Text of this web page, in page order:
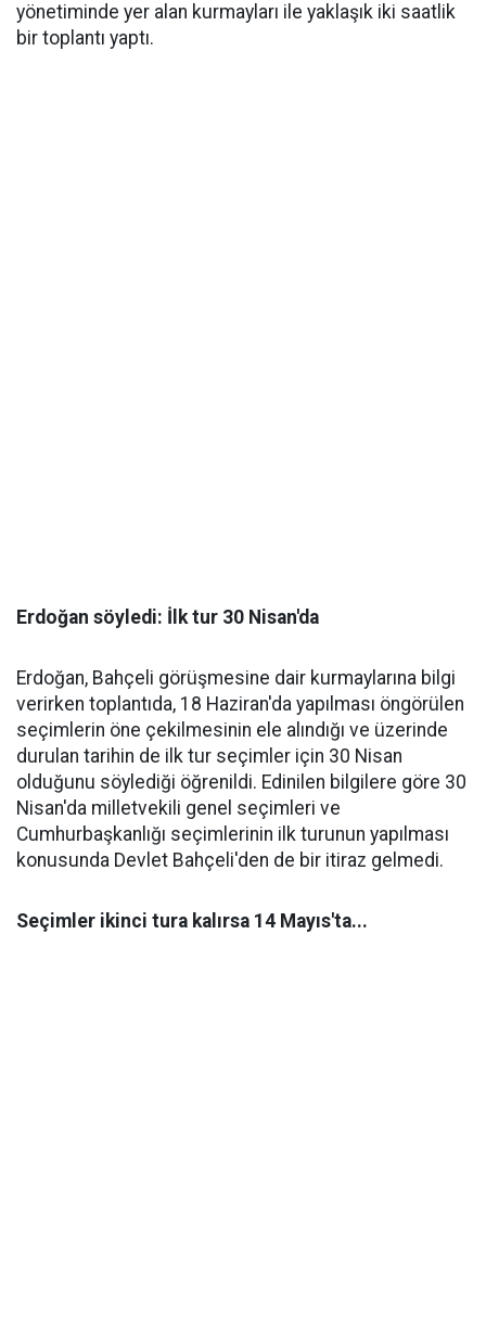
yönetiminde yer alan kurmayları ile yaklaşık iki saatlik
bir toplantı yaptı.
Erdoğan söyledi: İlk tur 30 Nisan'da
Erdoğan, Bahçeli görüşmesine dair kurmaylarına bilgi
verirken toplantıda, 18 Haziran'da yapılması öngörülen
seçimlerin öne çekilmesinin ele alındığı ve üzerinde
durulan tarihin de ilk tur seçimler için 30 Nisan
olduğunu söylediği öğrenildi. Edinilen bilgilere göre 30
Nisan'da milletvekili genel seçimleri ve
Cumhurbaşkanlığı seçimlerinin ilk turunun yapılması
konusunda Devlet Bahçeli'den de bir itiraz gelmedi.
Seçimler ikinci tura kalırsa 14 Mayıs'ta...